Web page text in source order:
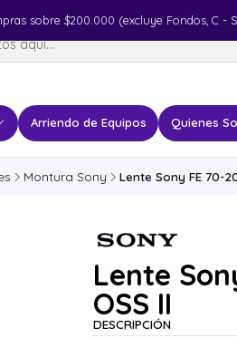
Arriendo de Equipos Quienes
sobre $200.000 (excluye Fondos, C -
Montura Sony Lente Sony FE 70-
Lente
OSS II
DESCRIPCIÓN